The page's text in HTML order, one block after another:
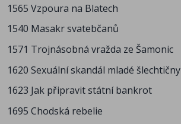
1565 Vzpoura na Blatech
1540 Masakr svatebčanů
1571 Trojnásobná vražda ze Šamonic
1620 Sexuální skandál mladé šlechtičny
1623 Jak připravit státní bankrot
1695 Chodská rebelie